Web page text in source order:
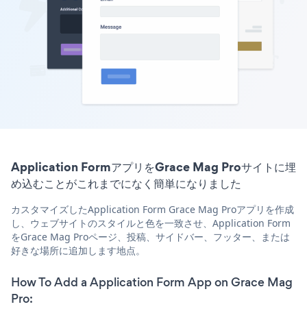
Application FormアプリをGrace Mag Proサイトに埋
め込むことがこれまでになく簡単になりました
カスタマイズしたApplication Form Grace Mag Proアプリを作成
し、ウェブサイトのスタイルと色を一致させ、Application Form
をGrace Mag Proページ、投稿、サイドバー、フッター、または
好きな場所に追加します地点。
How To Add a Application Form App on Grace Mag
Pro: